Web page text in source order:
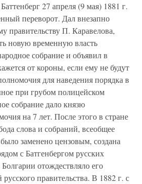
27 апреля (9 мая) 1881 г.
переворот. Дал внезапно
правительству П. Каравелова,
новую временную власть
собрание и объявил в
от короны, если ему не будут
для наведения порядка в
при грубом полицейском
собрание дало князю
на 7 лет. После этого в стране
слова и собраний, всеобщее
заменено цензовым, создана
с Батгенбергом русских
отождествляло его
правительства. В 1882 г. с